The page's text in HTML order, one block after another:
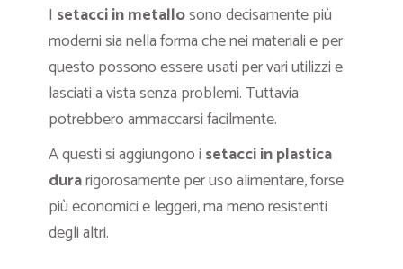
I setacci in metallosono decisamente più
moderni sia nella forma che nei materiali e per
questo possono essere usati per vari utilizzi e
lasciati a vista senza problemi. Tuttavia
potrebbero ammaccarsi facilmente.
A questi si aggiungono i setacci in plastica
durarigorosamente per uso alimentare, forse
più economici e leggeri, ma meno resistenti
degli altri.